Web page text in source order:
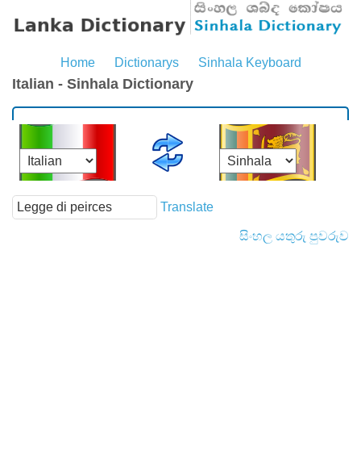
Home Dictionarys Sinhala Keyboard
Italian - Sinhala Dictionary
Translate
සිංහල යතුරු පුවරුව